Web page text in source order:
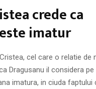
crede ca
imatur
cel care o relatie de
Dragusanu il considera pe
imatura, in ciuda faptului